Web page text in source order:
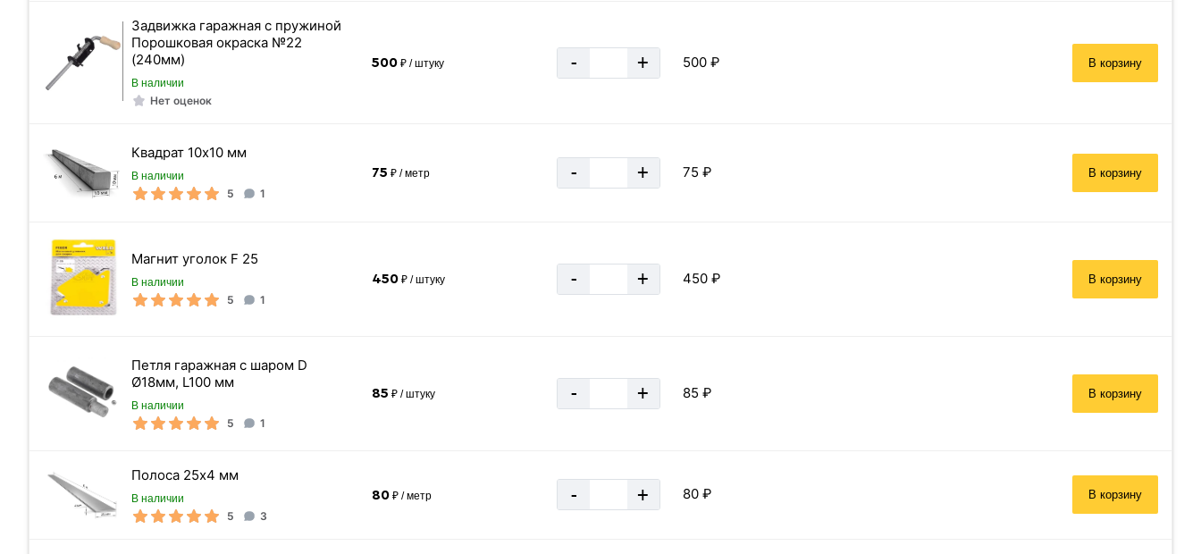
Задвижка гаражная с пружиной
Порошковая окраска №22
(240мм)
В наличии
Нет оценок
500₽ / штуку - + 500 ₽ В корзину
Квадрат 10х10 мм
В наличии
5 1
75 ₽ / метр - + 75 ₽ В корзину
Магнит уголок F 25
В наличии
5 1
450₽ / штуку - + 450 ₽ В корзину
Петля гаражная с шаром D
Ø18мм, L100 мм
В наличии
5 1
85 ₽ / штуку - + 85 ₽ В корзину
Полоса 25х4 мм
В наличии
5 3
80₽ / метр - + 80 ₽ В корзину
Длина трубы
Масса 1 п/м кг.
Высота
Страна производства
Ширина
Форма профиля Квадратная
Площадь сечения профиля 1,84 см2